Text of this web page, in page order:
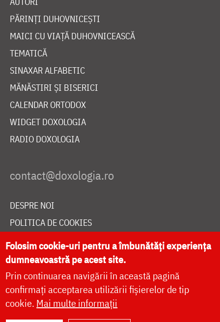
PĂRINȚI DUHOVNICEȘTI
MAICI CU VIAȚĂ DUHOVNICEASCĂ
TEMATICĂ
SINAXAR ALFABETIC
MĂNĂSTIRI ȘI BISERICI
CALENDAR ORTODOX
WIDGET DOXOLOGIA
RADIO DOXOLOGIA
DESPRE NOI
POLITICA DE COOKIES
DONEAZĂ ONLINE PENTRU CATEDRALA NAȚIONALĂ
LIVE
Folosim cookie-uri pentru a îmbunătăți experiența
dumneavoastră pe acest site.
Prin continuarea navigării în această pagină
confirmați acceptarea utilizării fișierelor de tip
cookie. Mai multe informații